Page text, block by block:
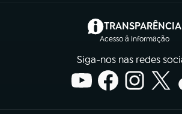
TRANSPARÊNCIA
Acesso à Informação
(abre em
Siga-nos nas redes